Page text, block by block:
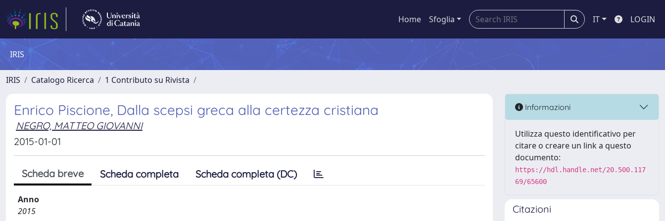
Home Sfoglia IT LOGIN
IRIS
IRIS Catalogo Ricerca 1 Contributo su Rivista
Enrico Piscione, Dalla scepsi greca alla certezza cristiana
NEGRO, MATTEO GIOVANNI
2015-01-01
Scheda breve Scheda completa Scheda completa (DC)
Anno
2015
Informazioni
Utilizza questo identificativo per
citare o creare un link a questo
documento:
https://hdl.handle.net/20.500.117
69/65600
Citazioni